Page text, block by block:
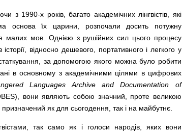
з 1990-х років, багато академічних лінгвістів, які
основа їх царини, розпочали досить потужну
малих мов. Однією з рушійних сил цього процесу
відносно дешевого, портативного і легкого у
за допомогою якого можна було робити
в основному з академічними цілями в цифрових
Languages Archive and Documentation of
вони являють собою значний, проте великою
як для сьогодення, так і на майбутнє.
так само як і голоси народів, яких вони